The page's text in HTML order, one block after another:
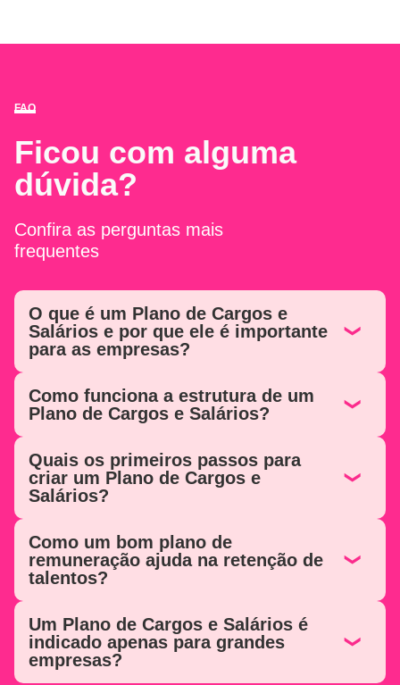
FAQ
Ficou com alguma
dúvida?
Confira as perguntas mais
frequentes
O que é um Plano de Cargos e
Salários e por que ele é importante
para as empresas?
Como funciona a estrutura de um
Plano de Cargos e Salários?
Quais os primeiros passos para
criar um Plano de Cargos e
Salários?
Como um bom plano de
remuneração ajuda na retenção de
talentos?
Um Plano de Cargos e Salários é
indicado apenas para grandes
empresas?